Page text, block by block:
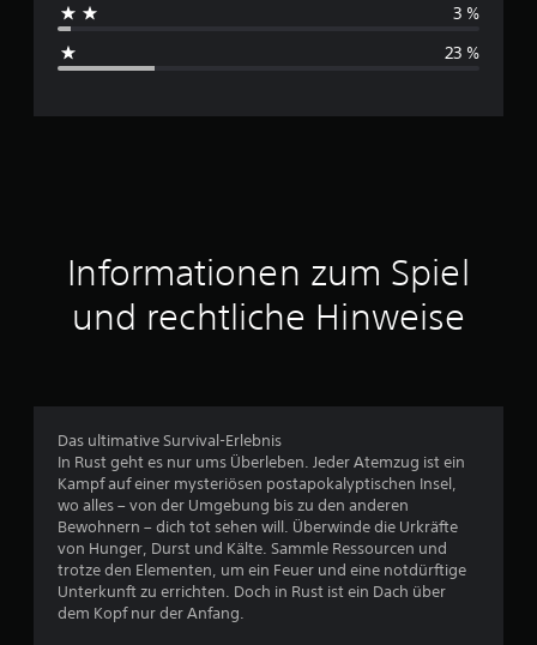
s
h
t
t
h
e
B
3 %
23 %
Informationen zum Spiel
und rechtliche Hinweise
Das ultimative Survival-Erlebnis
In Rust geht es nur ums Überleben. Jeder Atemzug ist ein
Kampf auf einer mysteriösen postapokalyptischen Insel,
wo alles – von der Umgebung bis zu den anderen
Bewohnern – dich tot sehen will. Überwinde die Urkräfte
von Hunger, Durst und Kälte. Sammle Ressourcen und
trotze den Elementen, um ein Feuer und eine notdürftige
Unterkunft zu errichten. Doch in Rust ist ein Dach über
dem Kopf nur der Anfang.